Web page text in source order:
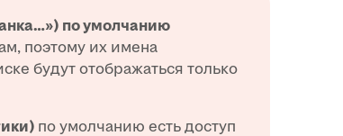
по умолчанию
поэтому их имена
будут отображаться только
по умолчанию есть доступ